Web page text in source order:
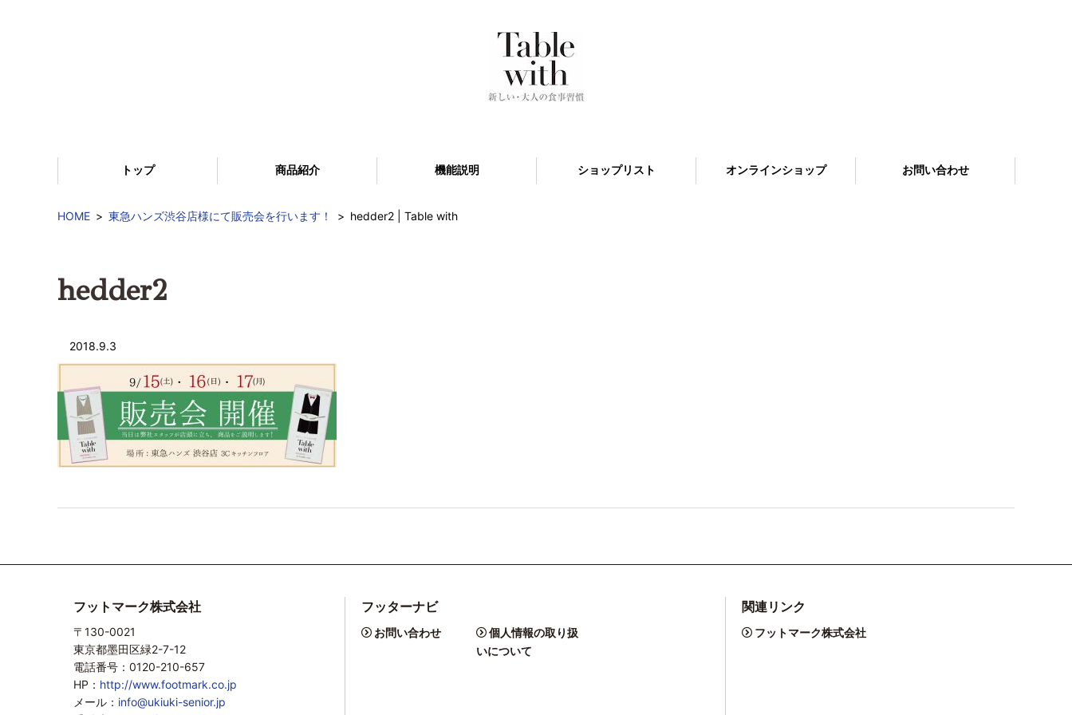
トップ 商品紹介 機能説明 ショップリスト オンラインショップ お問い合わせ
HOME 東急ハンズ渋谷店様にて販売会を行います！ hedder2 | Table with
hedder2
2018.9.3
フットマーク株式会社
〒130-0021
東京都墨田区緑2-7-12
電話番号：0120-210-657
HP： http://www.footmark.co.jp
メール： info@ukiuki-senior.jp
フッターナビ
お問い合わせ
個人情報の取り扱
いについて
関連リンク
フットマーク株式会社